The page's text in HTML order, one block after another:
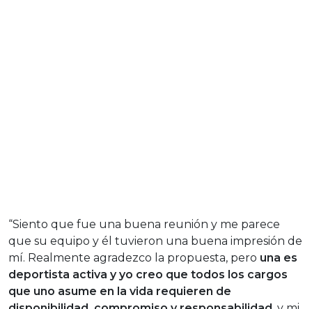
“Siento que fue una buena reunión y me parece
que su equipo y él tuvieron una buena impresión de
mí. Realmente agradezco la propuesta, pero una es
deportista activa y yo creo que todos los cargos
que uno asume en la vida requieren de